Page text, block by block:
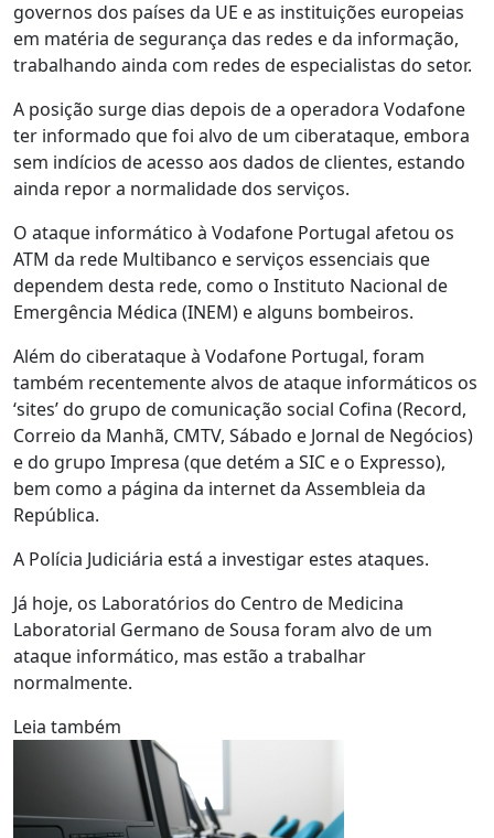
governos dos países da UE e as instituições europeias
em matéria de segurança das redes e da informação,
trabalhando ainda com redes de especialistas do setor.
A posição surge dias depois de a operadora Vodafone
ter informado que foi alvo de um ciberataque, embora
sem indícios de acesso aos dados de clientes, estando
ainda repor a normalidade dos serviços.
O ataque informático à Vodafone Portugal afetou os
ATM da rede Multibanco e serviços essenciais que
dependem desta rede, como o Instituto Nacional de
Emergência Médica (INEM) e alguns bombeiros.
Além do ciberataque à Vodafone Portugal, foram
também recentemente alvos de ataque informáticos os
‘sites’ do grupo de comunicação social Cofina (Record,
Correio da Manhã, CMTV, Sábado e Jornal de Negócios)
e do grupo Impresa (que detém a SIC e o Expresso),
bem como a página da internet da Assembleia da
República.
A Polícia Judiciária está a investigar estes ataques.
Já hoje, os Laboratórios do Centro de Medicina
Laboratorial Germano de Sousa foram alvo de um
ataque informático, mas estão a trabalhar
normalmente.
Leia também